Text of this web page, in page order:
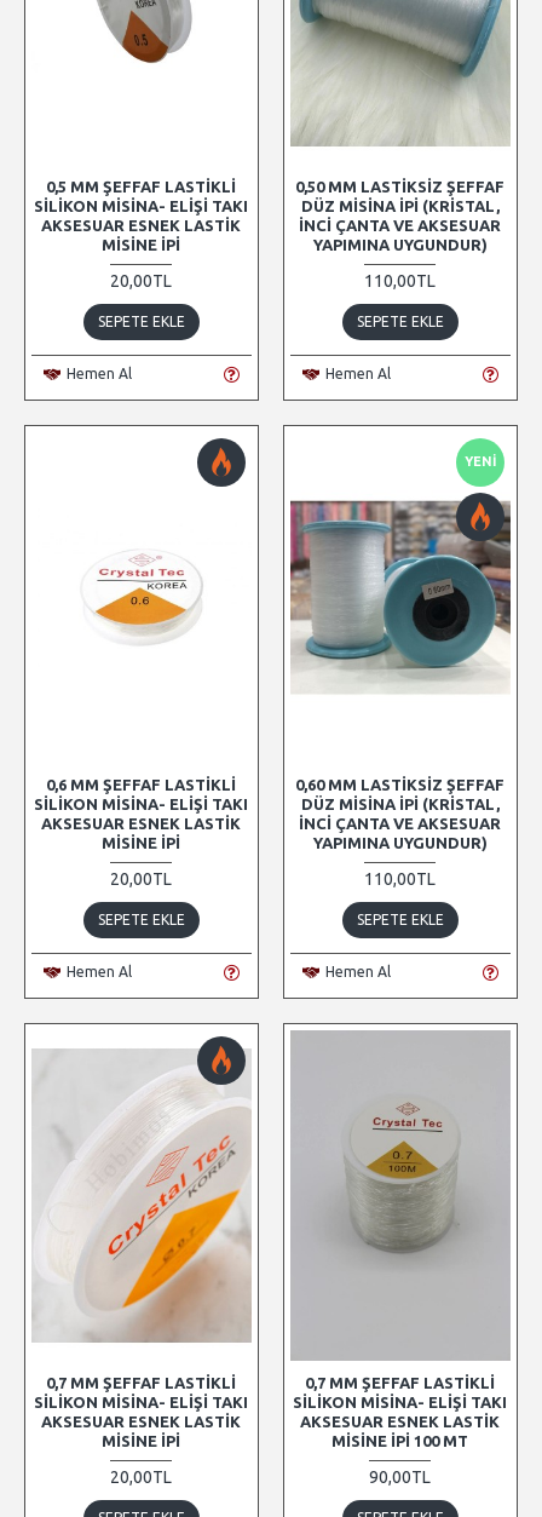
0,5 MM ŞEFFAF LASTIKLI
SILIKON MISINA- ELIŞI TAKI
AKSESUAR ESNEK LASTIK
MISINE İPI
20,00TL
SEPETE EKLE
Hemen Al
0,50 MM LASTIKSIZ ŞEFFAF
DÜZ MISINA İPI (KRISTAL,
İNCI ÇANTA VE AKSESUAR
YAPIMINA UYGUNDUR)
110,00TL
SEPETE EKLE
Hemen Al
0,6 MM ŞEFFAF LASTIKLI
SILIKON MISINA- ELIŞI TAKI
AKSESUAR ESNEK LASTIK
MISINE İPI
20,00TL
SEPETE EKLE
Hemen Al
YENI
0,60 MM LASTIKSIZ ŞEFFAF
DÜZ MISINA İPI (KRISTAL,
İNCI ÇANTA VE AKSESUAR
YAPIMINA UYGUNDUR)
110,00TL
SEPETE EKLE
Hemen Al
0,7 MM ŞEFFAF LASTIKLI
SILIKON MISINA- ELIŞI TAKI
AKSESUAR ESNEK LASTIK
MISINE İPI
20,00TL
0,7 MM ŞEFFAF LASTIKLI
SILIKON MISINA- ELIŞI TAKI
AKSESUAR ESNEK LASTIK
MISINE İPI 100 MT
90,00TL